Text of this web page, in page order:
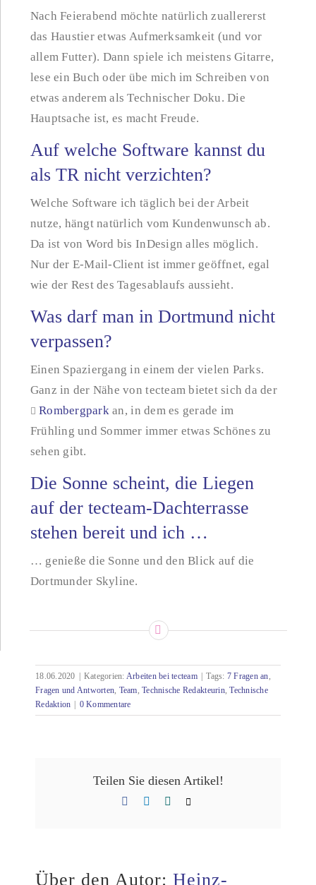
Nach Feierabend möchte natürlich zuallererst
das Haustier etwas Aufmerksamkeit (und vor
allem Futter). Dann spiele ich meistens Gitarre,
lese ein Buch oder übe mich im Schreiben von
etwas anderem als Technischer Doku. Die
Hauptsache ist, es macht Freude.
Auf welche Software kannst du
als TR nicht verzichten?
Welche Software ich täglich bei der Arbeit
nutze, hängt natürlich vom Kundenwunsch ab.
Da ist von Word bis InDesign alles möglich.
Nur der E-Mail-Client ist immer geöffnet, egal
wie der Rest des Tagesablaufs aussieht.
Was darf man in Dortmund nicht
verpassen?
Einen Spaziergang in einem der vielen Parks.
Ganz in der Nähe von tecteam bietet sich da der
Rombergpark an, in dem es gerade im
Frühling und Sommer immer etwas Schönes zu
sehen gibt.
Die Sonne scheint, die Liegen
auf der tecteam-Dachterrasse
stehen bereit und ich …
… genieße die Sonne und den Blick auf die
Dortmunder Skyline.
18.06.2020 Kategorien: Arbeiten bei tecteam Tags: 7 Fragen an,
Fragen und Antworten, Team,Technische Redakteurin,Technische
Redaktion
0 Kommentare
Teilen Sie diesen Artikel!
FacebookLinkedIn
Xing
Über den Autor: Heinz-